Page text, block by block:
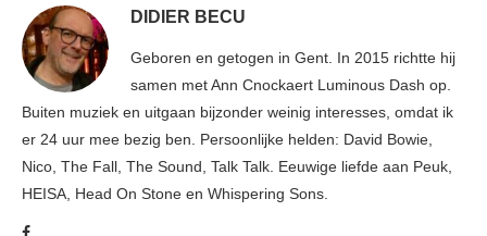
DIDIER BECU
Geboren en getogen in Gent. In 2015 richtte hij
samen met Ann Cnockaert Luminous Dash op.
Buiten muziek en uitgaan bijzonder weinig interesses, omdat ik
er 24 uur mee bezig ben. Persoonlijke helden: David Bowie,
Nico, The Fall, The Sound, Talk Talk. Eeuwige liefde aan Peuk,
HEISA, Head On Stone en Whispering Sons.